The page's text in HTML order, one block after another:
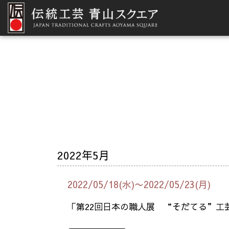
2022年5月
2022/05/18(水)〜2022/05/23(月)
「第22回日本の職人展 “そだてる”工